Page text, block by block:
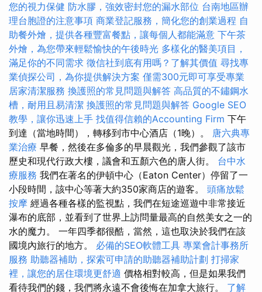
您的視力保健 防水膠，強效密封您的漏水部位 台南地區辦
理台胞證的注意事項 商業登記服務，簡化您的創業過程 自
助餐外燴，提供各種豐富餐點，讓每個人都能滿意 下午茶
外燴，為您帶來輕鬆愉快的午後時光 多樣化的醫美項目，
滿足你的不同需求 徵信社到底有用嗎？了解其價值 尋找專
業偵探公司，為你提供解決方案 僅需300元即可享受專業
居家清潔服務 換護照的常見問題與解答 高品質的不鏽鋼水
槽，耐用且易清潔 換護照的常見問題與解答 Google SEO
教學，讓你迅速上手 找值得信賴的Accounting Firm 下午
到達（當地時間），轉移到市中心酒店（1晚）。 唐六典專
業治療 早餐，然後在多倫多的早晨觀光，我們參觀了該市
歷史和現代行政大樓，議會和五顏六色的唐人街。 台中水
療服務 我們在著名的伊頓中心（Eaton Center）停留了一
小段時間，該中心等著大約350家商店的遊客。 頭痛放鬆
按摩 經過各種各樣的監視點，我們在短途巡遊中非常接近
瀑布的底部，並看到了世界上訪問量最高的自然美女之一的
水的魔力。 一年四季都很酷，當然，這也取決於我們在該
國境內旅行的地方。 必備的SEO軟體工具 專業會計事務所
服務 助聽器補助，探索可申請的助聽器補助計劃 打掃家
裡，讓您的居住環境更舒適 價格相對較高，但是如果我們
看待我們的錢，我們將永遠不會後悔在加拿大旅行。 了解